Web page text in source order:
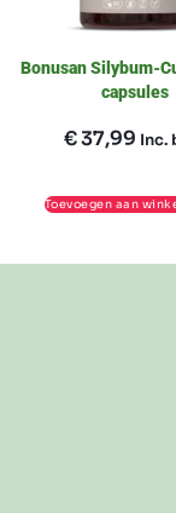
Bonusan Silybum-
capsules
€37,99 Inc.
Toevoegen aan